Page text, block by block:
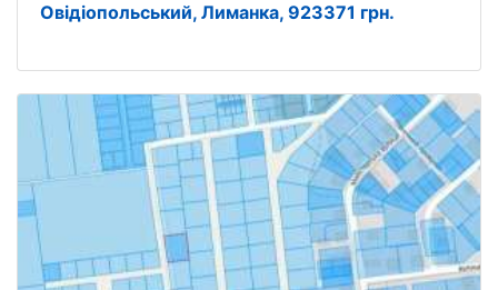
Овідіопольський, Лиманка, 923371 грн.